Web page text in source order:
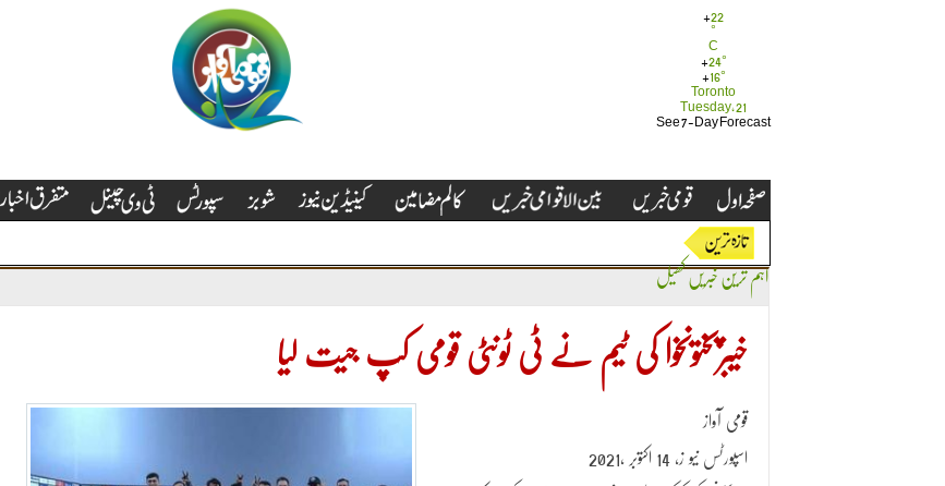
+22
°
C
+24°
+ 16°
Toronto
Tuesday, 21
See 7-Day Forecast
اہم ترین خبریں کھیل
خیبرپختونخوا کی ٹیم نے ٹی ٹونٹی قومی کپ جیت لیا
قومی آواز
اسپورٹس نیو ز، 14 اکتوبر ،2021